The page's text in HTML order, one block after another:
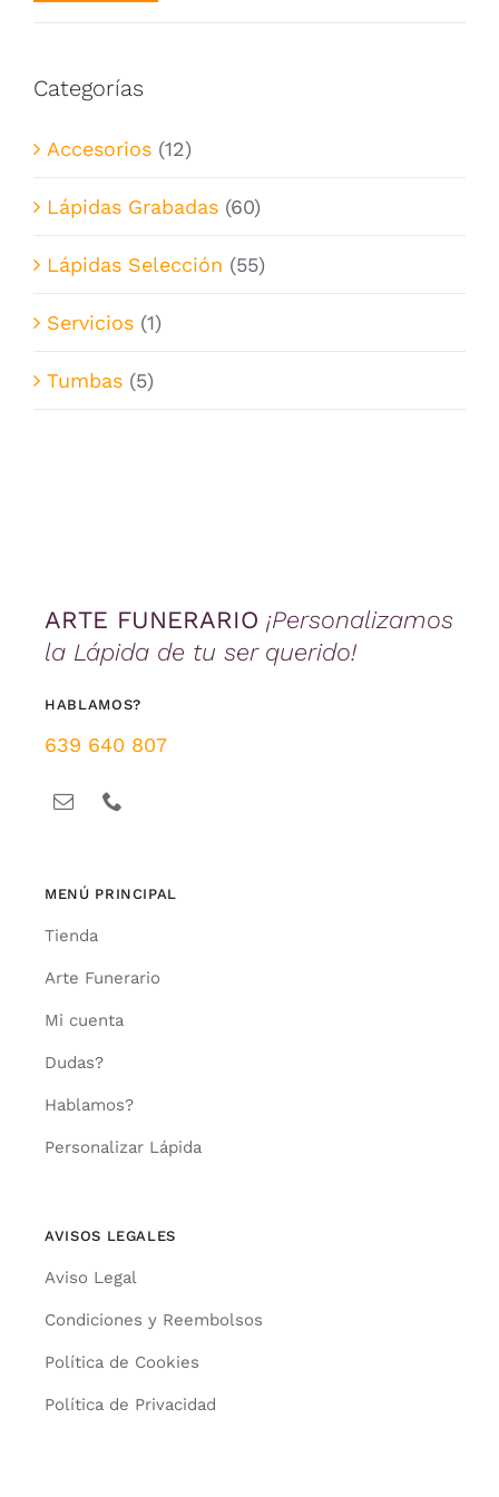
Categorías
Accesorios (12)
Lápidas Grabadas (60)
Lápidas Selección (55)
Servicios (1)
Tumbas (5)
ARTE FUNERARIO ¡Personalizamos
la Lápida de tu ser querido!
HABLAMOS?
639 640 807
MENÚ PRINCIPAL
Tienda
Arte Funerario
Mi cuenta
Dudas?
Hablamos?
Personalizar Lápida
AVISOS LEGALES
Aviso Legal
Condiciones y Reembolsos
Política de Cookies
Política de Privacidad